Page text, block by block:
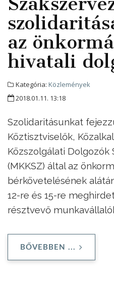
az
hivatali
Kategória: Közlemények
2018.01.11. 13:18
Szolidaritásunkat
Köztisztviselők,
Közszolgálati Dolgozók
(MKKSZ) által az
bérkövetelésének
12-re és 15-re
résztvevő
BŐVEBBEN ...